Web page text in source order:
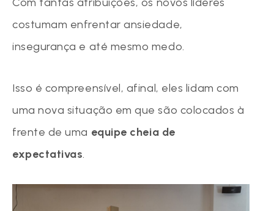
costumam enfrentar ansiedade,
insegurança e até mesmo medo.
Isso é compreensível, afinal, eles lidam com
uma nova situação em que são colocados à
frente de uma equipe cheia de
expectativas.